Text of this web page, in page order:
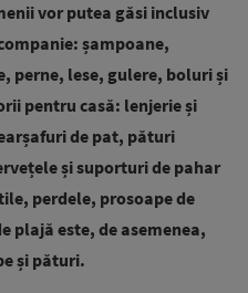
vor putea găsi inclusiv
șampoane,
perne, lese, gulere, boluri și
pentru casă: lenjerie și
de pat, pături
și suporturi de pahar
perdele, prosoape de
plajă este, de asemenea,
și pături.